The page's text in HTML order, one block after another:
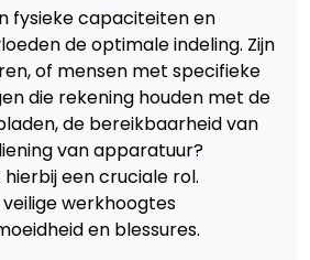
fysieke capaciteiten en
de optimale indeling. Zijn
of mensen met specifieke
die rekening houden met de
de bereikbaarheid van
van apparatuur?
een cruciale rol.
werkhoogtes
en blessures.